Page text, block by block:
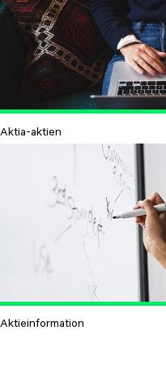
Aktia-aktien
Aktieinformation